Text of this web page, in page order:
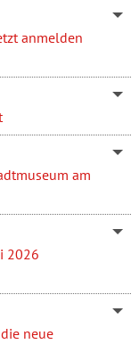
anmelden
am
2026
neue